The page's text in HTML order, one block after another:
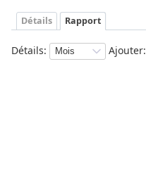
Détails Rapport
Détails: Ajouter: